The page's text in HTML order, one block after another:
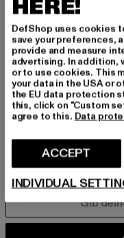
BEN!
Melde dich hier
erhalte künftig
nds, Angebote
er E-Mail!
MÄNNER
FRAUEN
E-MAIL
HERE!
DefShop uses cookies
save your preferences,
provide and measure
advertising. In addition,
or to use cookies. This
your data in the USA or
the EU data protection
this, click on "Custom
agree to this. Data
ACCEPT
INDIVIDUAL